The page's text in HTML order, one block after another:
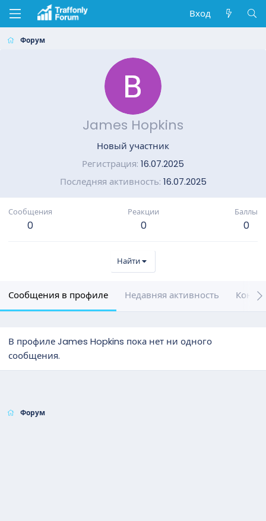
Вход
Форум
James Hopkins
Новый участник
Регистрация 16.07.2025
Последняя активность 16.07.2025
Сообщения
0
Реакции
0
Баллы
0
Найти
Сообщения в профиле Недавняя активность
В профиле James Hopkins пока нет ни одного
сообщения.
Форум